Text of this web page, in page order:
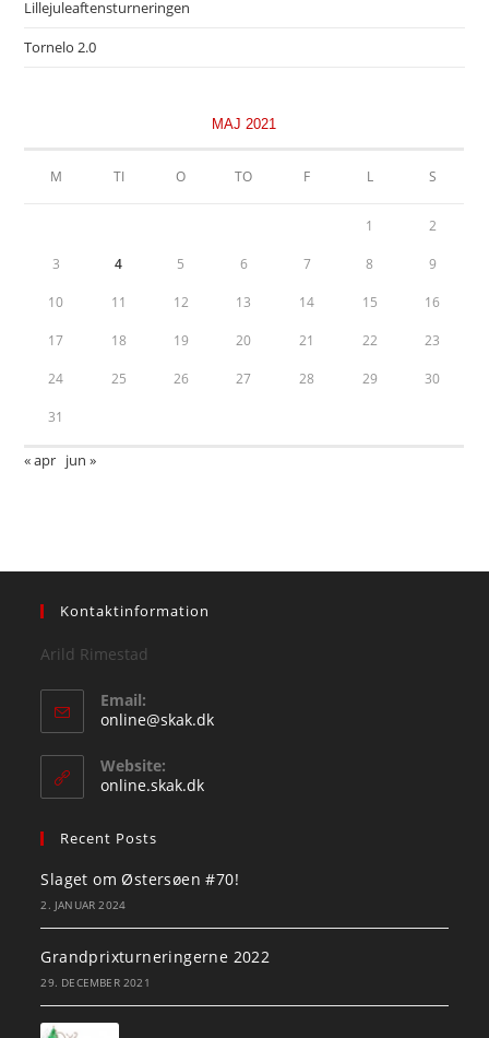
Lillejuleaftensturneringen
Tornelo 2.0
MAJ 2021
M TI O TO F L S
1 2
3 4 5 6 7 8 9
10 11 12 13 14 15 16
17 18 19 20 21 22 23
24 25 26 27 28 29 30
31
« apr jun »
Kontaktinformation
Arild Rimestad
Email:
online@skak.dkOpens
Website:
online.skak.dk
Recent Posts
Slaget om Østersøen #70!
2. JANUAR 2024
Grandprixturneringerne 2022
29. DECEMBER 2021